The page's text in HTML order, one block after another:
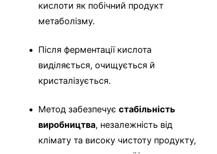
кислоти як побічний продукт
метаболізму.
Після ферментації кислота
виділяється, очищується й
кристалізується.
Метод забезпечує стабільність
виробництва, незалежність від
клімату та високу чистоту продукту,